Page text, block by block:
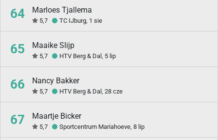
64 Marloes Tjallema
5,7 TC IJburg, 1 sie
65 Maaike Slijp
5,7 HTV Berg & Dal, 5 lip
66 Nancy Bakker
5,7 HTV Berg & Dal, 28 cze
67 Maartje Bicker
5,7 Sportcentrum Mariahoeve, 8 lip